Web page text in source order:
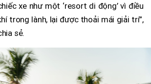
xe như một ‘resort di động’ vì điều
trong lành, lại được thoải mái giải trí”,
sẻ.